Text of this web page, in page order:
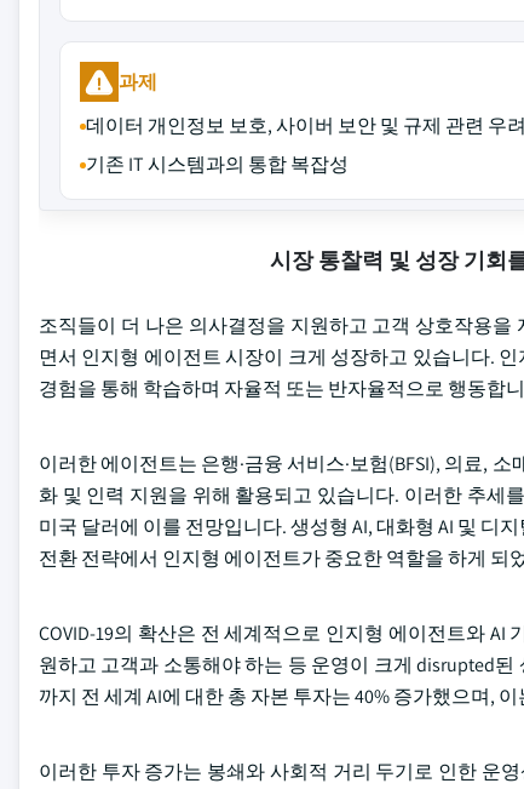
과제
데이터 개인정보 보호, 사이버 보안 및 규제 관련 우려
기존 IT 시스템과의 통합 복잡성
시장 통찰력 및 성장 기회
조직들이 더 나은 의사결정을 지원하고 고객 상호작용
면서 인지형 에이전트 시장이 크게 성장하고 있습니다.
경험을 통해 학습하며 자율적 또는 반자율적으로 행동합
이러한 에이전트는 은행·금융 서비스·보험(BFSI), 의료,
화 및 인력 지원을 위해 활용되고 있습니다. 이러한 추세
미국 달러에 이를 전망입니다. 생성형 AI, 대화형 AI 및 디
전환 전략에서 인지형 에이전트가 중요한 역할을 하게 되
COVID-19의 확산은 전 세계적으로 인지형 에이전트와
원하고 고객과 소통해야 하는 등 운영이 크게 disrupted
까지 전 세계 AI에 대한 총 자본 투자는 40% 증가했으며,
이러한 투자 증가는 봉쇄와 사회적 거리 두기로 인한 운